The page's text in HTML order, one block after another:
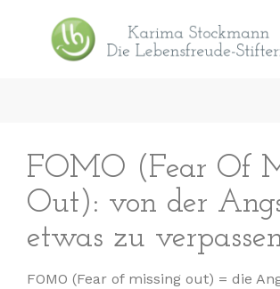
FOMO (Fear Of
Out): von der
etwas zu
FOMO (Fear of missing out) = die